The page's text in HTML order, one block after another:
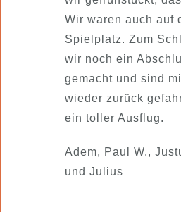
Wir waren auch auf
Spielplatz. Zum
wir noch ein
gemacht und sind
wieder zurück
ein toller Ausflug.
Adem, Paul W.,
und Julius